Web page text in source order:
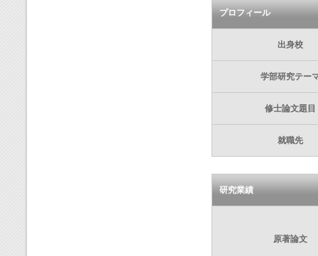
プロフィール
出身校
学部研究テー
修士論文題目
就職先
研究業績
原著論文